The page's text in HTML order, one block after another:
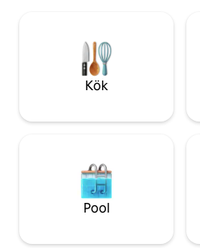
parkering 50 meter från
och övervakad. (8,60 euro/24
Kök
Pool